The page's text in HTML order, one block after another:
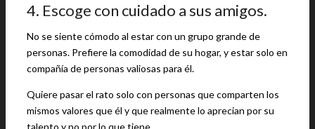
4. Escoge con cuidado a sus amigos.
No se siente cómodo al estar con un grupo grande de
personas. Prefiere la comodidad de su hogar, y estar solo en
compañía de personas valiosas para él.
Quiere pasar el rato solo con personas que comparten los
mismos valores que él y que realmente lo aprecian por su
talento y no por lo que tiene.